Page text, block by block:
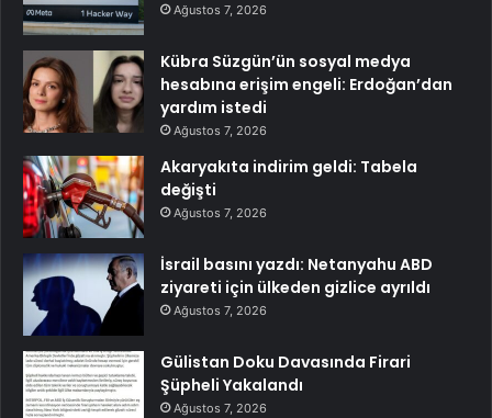
Ağustos 7, 2026
Kübra Süzgün’ün sosyal medya
hesabına erişim engeli: Erdoğan’dan
yardım istedi
Ağustos 7, 2026
Akaryakıta indirim geldi: Tabela
değişti
Ağustos 7, 2026
İsrail basını yazdı: Netanyahu ABD
ziyareti için ülkeden gizlice ayrıldı
Ağustos 7, 2026
Gülistan Doku Davasında Firari
Şüpheli Yakalandı
Ağustos 7, 2026